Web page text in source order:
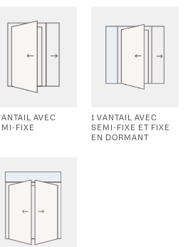
AVEC
FIXE
1 VANTAIL AVEC
SEMI-FIXE ET FIXE
EN DORMANT